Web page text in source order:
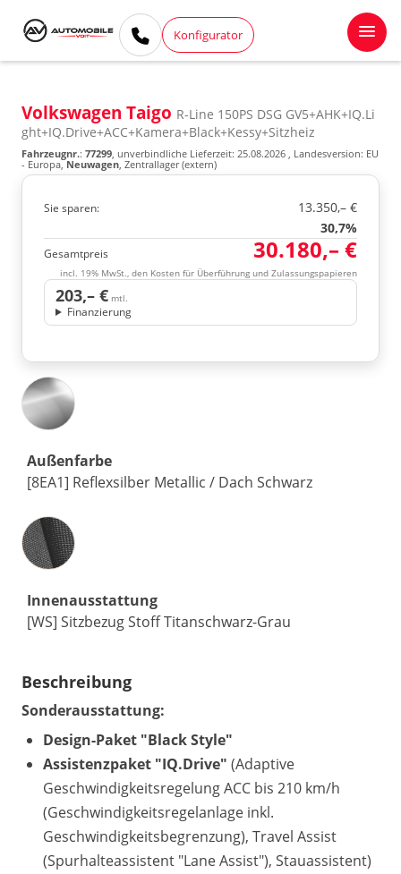
Konfigurator
Volkswagen Taigo R-Line 150PS DSG GV5+AHK+IQ.Li
ght+IQ.Drive+ACC+Kamera+Black+Kessy+Sitzheiz
Fahrzeugnr.: 77299, unverbindliche Lieferzeit: 25.08.2026 , Landesversion: EU
- Europa,Neuwagen, Zentrallager (extern)
Sie sparen:
13.350,– €
30,7%
Gesamtpreis 30.180,– €
incl. 19% MwSt., den Kosten für Überführung und Zulassungspapieren
203,– € mtl.
Finanzierung
Außenfarbe
[8EA1] Reflexsilber Metallic / Dach Schwarz
Innenausstattung
Innenausstattung
[WS] Sitzbezug Stoff Titanschwarz-Grau
Beschreibung
Sonderausstattung:
Design-Paket "Black Style"
Assistenzpaket "IQ.Drive" (Adaptive
Geschwindigkeitsregelung ACC bis 210 km/h
(Geschwindigkeitsregelanlage inkl.
Geschwindigkeitsbegrenzung), Travel Assist
(Spurhalteassistent "Lane Assist"), Stauassistent)